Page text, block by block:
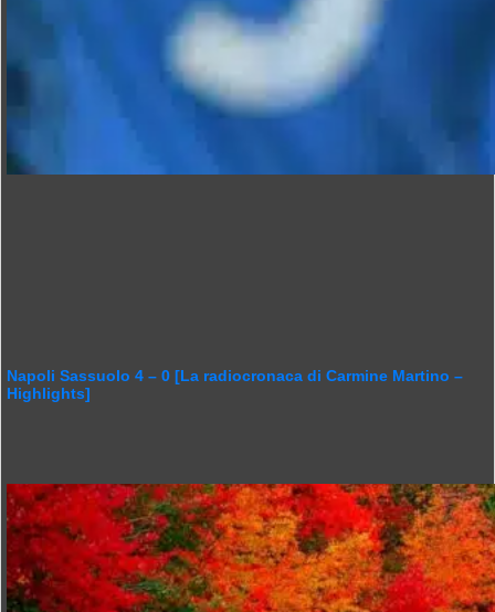
Napoli Sassuolo 4 – 0 [La radiocronaca di Carmine Martino –
Highlights]